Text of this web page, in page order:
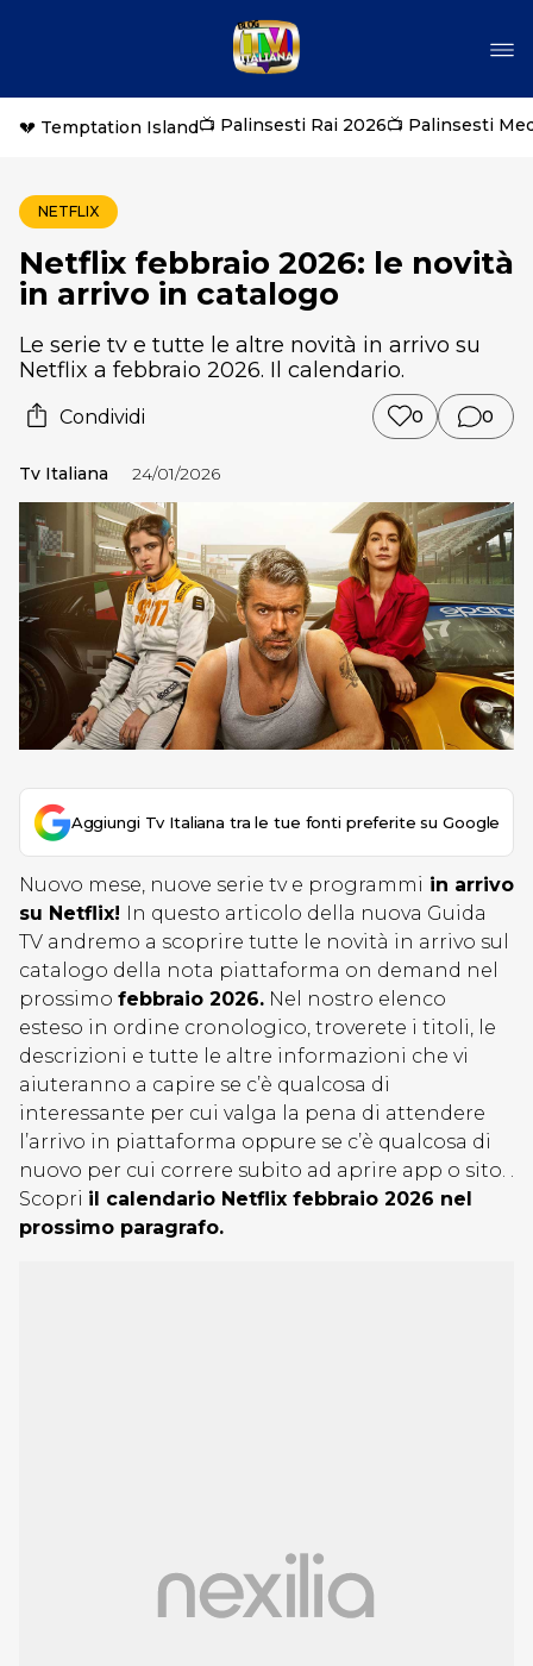
💔 Temptation Island📺 Palinsesti Rai 2026📺 Palinsesti
NETFLIX
Netflix febbraio 2026: le novità
in arrivo in catalogo
Le serie tv e tutte le altre novità in arrivo su
Netflix a febbraio 2026. Il calendario.
Condividi 0 0
Tv Italiana 24/01/2026
Aggiungi Tv Italiana tra le tue fonti preferite su Google
Nuovo mese, nuove serie tv e programmi in arrivo
su Netflix! In questo articolo della nuova Guida
TV andremo a scoprire tutte le novità in arrivo sul
catalogo della nota piattaforma on demand nel
prossimo febbraio 2026. Nel nostro elenco
esteso in ordine cronologico, troverete i titoli, le
descrizioni e tutte le altre informazioni che vi
aiuteranno a capire se c’è qualcosa di
interessante per cui valga la pena di attendere
l’arrivo in piattaforma oppure se c’è qualcosa di
nuovo per cui correre subito ad aprire app o sito. .
Scopri il calendario Netflix febbraio 2026 nel
prossimo paragrafo.